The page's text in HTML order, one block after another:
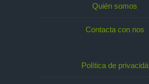
Quién somos
Contacta con nos
Política de privacidá